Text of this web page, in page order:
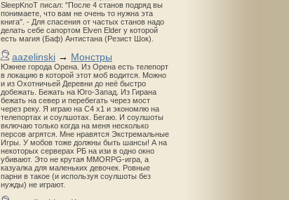
SleepKnoT писал: "После 4 станов подряд вы
понимаете, что вам не очень то нужна эта
книга". - Для спасения от частых станов надо
делать себе сапортом Elven Elder у которой
есть магия (Баф) Антистана (Резист Шок).
aazelinski → Монстры
Южнее города Орена. Из Орена есть телепорт
в локацию в которой этот моб водится. Можно
и из Охотничьей Деревни до неё быстро
добежать. Бежать на Юго-Запад. Из Гирана
бежать на север и перебегать через мост
через реку. Я играю на С4 х1 и экономлю на
телепортах и соулшотах. Бегаю. И соулшоты
включаю только когда на меня несколько
персов агрятся. Мне нравятся Экстремальные
Игры. У мобов тоже должны быть шансы! А на
некоторых серверах РБ на изи в одно окно
убивают. Это не крутая MMORPG-игра, а
казуалка для маленьких девочек. Ровные
парни в такое (и используя соулшоты без
нужды) не играют.